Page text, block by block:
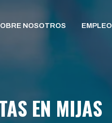
NOSOTROS EMPLEO
EN MIJAS